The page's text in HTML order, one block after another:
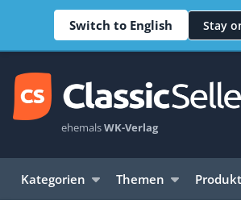
Switch to English Stay
ehemalsWK-Verlag
Kategorien Themen